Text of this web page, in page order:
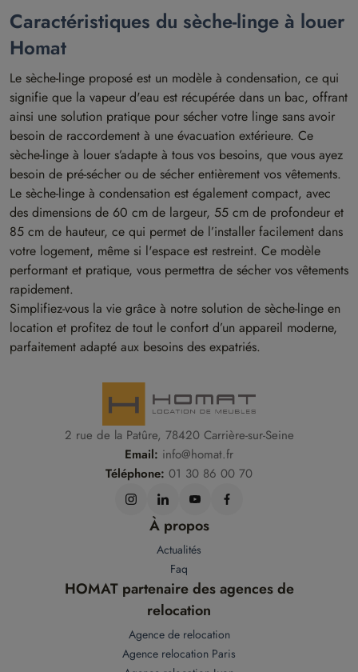
Caractéristiques du sèche-linge à louer
Homat
Le sèche-linge proposé est un modèle à condensation, ce qui
signifie que la vapeur d'eau est récupérée dans un bac, offrant
ainsi une solution pratique pour sécher votre linge sans avoir
besoin de raccordement à une évacuation extérieure. Ce
sèche-linge à louer s’adapte à tous vos besoins, que vous ayez
besoin de pré-sécher ou de sécher entièrement vos vêtements.
Le sèche-linge à condensation est également compact, avec
des dimensions de 60 cm de largeur, 55 cm de profondeur et
85 cm de hauteur, ce qui permet de l’installer facilement dans
votre logement, même si l'espace est restreint. Ce modèle
performant et pratique, vous permettra de sécher vos vêtements
rapidement.
Simplifiez-vous la vie grâce à notre solution de sèche-linge en
location et profitez de tout le confort d’un appareil moderne,
parfaitement adapté aux besoins des expatriés.
2 rue de la Patûre, 78420 Carrière-sur-Seine
Email: info@homat.fr
Téléphone: 01 30 86 00 70
À propos
Actualités
Faq
HOMAT partenaire des agences de
relocation
Agence de relocation
Agence relocation Paris